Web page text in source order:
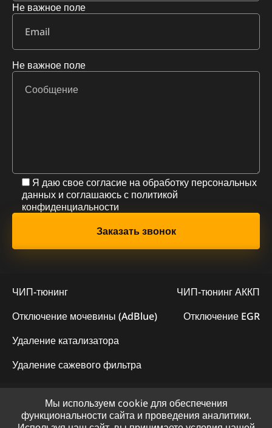
Не важное поле
Не важное поле
Я даю свое согласие на обработку персональных
данных и соглашаюсь с политикой
конфиденциальности
ЧИП-тюнинг
ЧИП-тюнинг АККП
Отключение мочевины (AdBlue)
Отключение EGR
Удаление катализатора
Удаление сажевого фильтра
© 2023 - Официальный сайт "ChipLogic"
Мы используем cookie для обеспечения
функциональности сайта и проведения аналитики.